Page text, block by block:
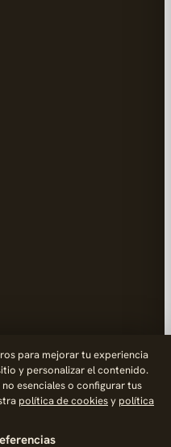
para mejorar tu experiencia
y personalizar el contenido.
esenciales o configurar tus
política de cookiesy política